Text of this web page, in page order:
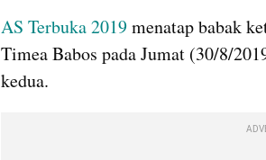
AS Terbuka 2019 menatap babak
TimeaBabos pada Jumat (30/8/
kedua.